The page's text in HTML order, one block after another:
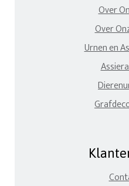
Over
Over
Urnen en